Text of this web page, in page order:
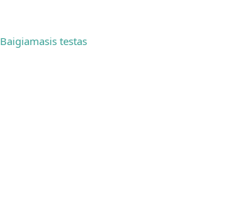
Baigiamasis testas